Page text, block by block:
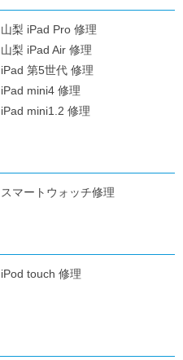
山梨 iPad Pro 修理
山梨 iPad Air 修理
iPad 第5世代 修理
iPad mini4 修理
iPad mini1.2 修理
スマートウォッチ修理
iPod touch 修理